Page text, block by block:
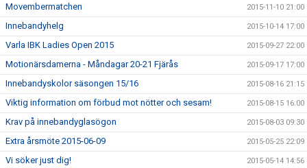
Movembermatchen 2015-11-10 21:00
Innebandyhelg 2015-10-14 17:00
Varla IBK Ladies Open 2015 2015-09-27 22:00
Motionärsdamerna - Måndagar 20-21 Fjärås 2015-09-17 17:00
Innebandyskolor säsongen 15/16 2015-08-16 21:15
Viktig information om förbud mot nötter och sesam! 2015-08-15 16:00
Krav på innebandyglasögon 2015-08-03 09:30
Extra årsmöte 2015-06-09 2015-05-25 22:09
Vi söker just dig! 2015-05-14 14:56